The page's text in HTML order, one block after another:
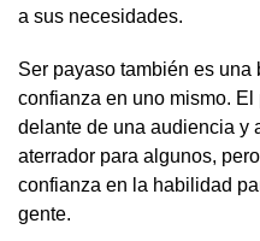
a sus necesidades.
Ser payaso también es una
confianza en uno mismo.
delante de una audiencia y
aterrador para algunos,
confianza en la habilidad
gente.